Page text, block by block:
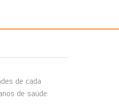
de cada
de saúde: